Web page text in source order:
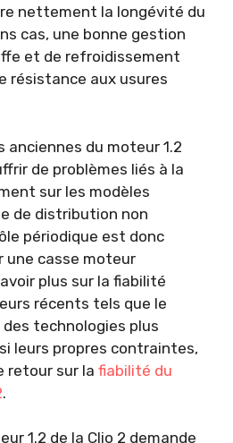
nettement la longévité du
cas, une bonne gestion
et de refroidissement
résistance aux usures
anciennes du moteur 1.2
de problèmes liés à la
sur les modèles
de distribution non
périodique est donc
une casse moteur
plus sur la fiabilité
récents tels que le
des technologies plus
leurs propres contraintes,
retour sur la fiabilité du
.
1.2 de la Clio 2 demande